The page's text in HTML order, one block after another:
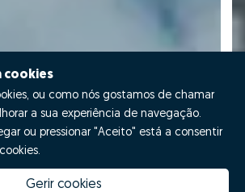
cookies
ou como nós gostamos de chamar
a sua experiência de navegação.
ou pressionar "Aceito" está a consentir
Gerir cookies